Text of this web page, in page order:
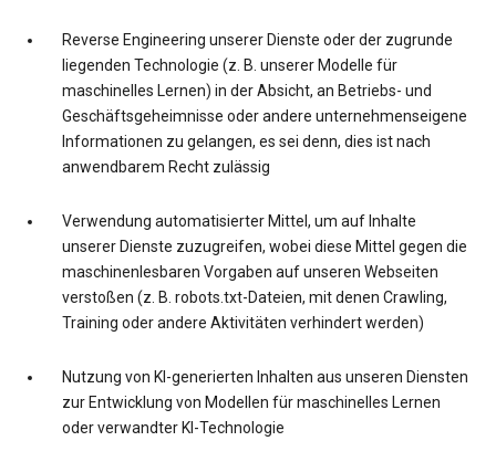
Reverse Engineering unserer Dienste oder der zugrunde
liegenden Technologie (z. B. unserer Modelle für
maschinelles Lernen) in der Absicht, an Betriebs- und
Geschäftsgeheimnisse oder andere unternehmenseigene
Informationen zu gelangen, es sei denn, dies ist nach
anwendbarem Recht zulässig
Verwendung automatisierter Mittel, um auf Inhalte
unserer Dienste zuzugreifen, wobei diese Mittel gegen die
maschinenlesbaren Vorgaben auf unseren Webseiten
verstoßen (z. B. robots.txt-Dateien, mit denen Crawling,
Training oder andere Aktivitäten verhindert werden)
Nutzung von KI-generierten Inhalten aus unseren Diensten
zur Entwicklung von Modellen für maschinelles Lernen
oder verwandter KI-Technologie